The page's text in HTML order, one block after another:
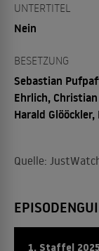
UNTERTITEL
Nein
BESETZUNG
Sebastian
Ehrlich,
Harald
Quelle:
1. Staffel